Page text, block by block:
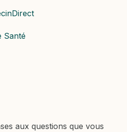
Santé
aux questions que vous